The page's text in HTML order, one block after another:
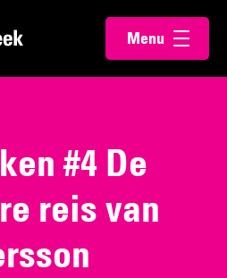
Menu
openen
#4 De
reis van